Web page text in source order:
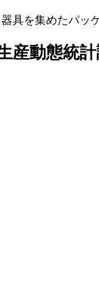
具を集めたパッ
産動態統